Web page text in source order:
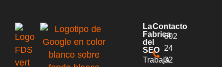
La
Fabrica
del
SEO
Trabaja
Contacto
602
24
32